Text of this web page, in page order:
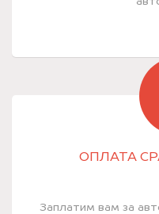
ОПЛАТА
Заплатим вам за